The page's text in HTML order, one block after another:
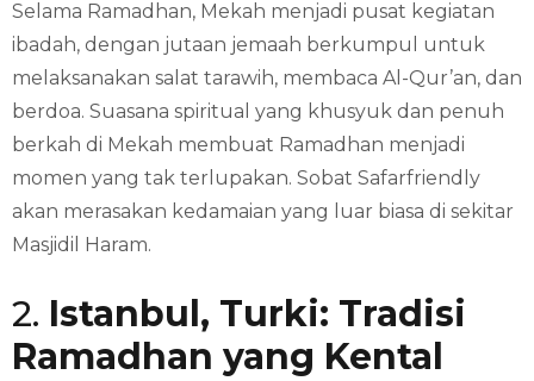
Selama Ramadhan, Mekah menjadi pusat kegiatan
ibadah, dengan jutaan jemaah berkumpul untuk
melaksanakan salat tarawih, membaca Al-Qur’an, dan
berdoa. Suasana spiritual yang khusyuk dan penuh
berkah di Mekah membuat Ramadhan menjadi
momen yang tak terlupakan. Sobat Safarfriendly
akan merasakan kedamaian yang luar biasa di sekitar
Masjidil Haram.
2. Istanbul, Turki: Tradisi
Ramadhan yang Kental